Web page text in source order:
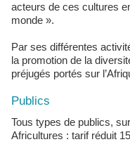
acteurs de ces cultures
monde ».
Par ses différentes
la promotion de la
préjugés portés sur
Publics
Tous types de publics, sur un abonnement annuel revue
Africultures : tarif réduit